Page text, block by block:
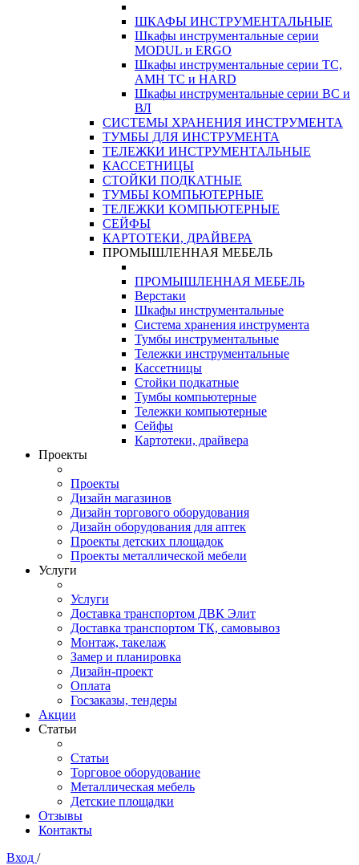
ШКАФЫ ИНСТРУМЕНТАЛЬНЫЕ
Шкафы инструментальные серии
MODUL и ERGO
Шкафы инструментальные серии ТС,
АМН ТС и HARD
Шкафы инструментальные серии ВС и
ВЛ
СИСТЕМЫ ХРАНЕНИЯ ИНСТРУМЕНТА
ТУМБЫ ДЛЯ ИНСТРУМЕНТА
ТЕЛЕЖКИ ИНСТРУМЕНТАЛЬНЫЕ
КАССЕТНИЦЫ
СТОЙКИ ПОДКАТНЫЕ
ТУМБЫ КОМПЬЮТЕРНЫЕ
ТЕЛЕЖКИ КОМПЬЮТЕРНЫЕ
СЕЙФЫ
КАРТОТЕКИ, ДРАЙВЕРА
ПРОМЫШЛЕННАЯ МЕБЕЛЬ
ПРОМЫШЛЕННАЯ МЕБЕЛЬ
Верстаки
Шкафы инструментальные
Система хранения инструмента
Тумбы инструментальные
Тележки инструментальные
Кассетницы
Стойки подкатные
Тумбы компьютерные
Тележки компьютерные
Сейфы
Картотеки, драйвера
Проекты
Проекты
Дизайн магазинов
Дизайн торгового оборудования
Дизайн оборудования для аптек
Проекты детских площадок
Проекты металлической мебели
Услуги
Услуги
Доставка транспортом ДВК Элит
Доставка транспортом ТК, самовывоз
Монтаж, такелаж
Замер и планировка
Дизайн-проект
Оплата
Госзаказы, тендеры
Акции
Статьи
Статьи
Торговое оборудование
Металлическая мебель
Детские площадки
Отзывы
Контакты
Вход /